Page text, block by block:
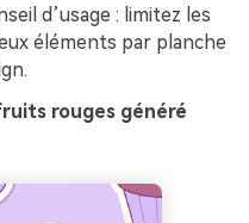
d’usage : limitez les
éléments par planche
rouges généré